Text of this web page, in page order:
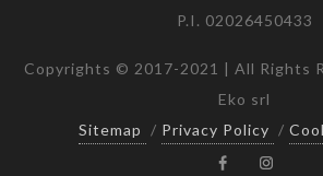
P.I. 02026450433
Copyrights © 2017-2021 | All Rights
Eko srl
Sitemap
/ Privacy Policy /